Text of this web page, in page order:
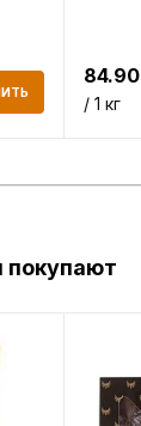
84.90
/ 1 кг
покупают